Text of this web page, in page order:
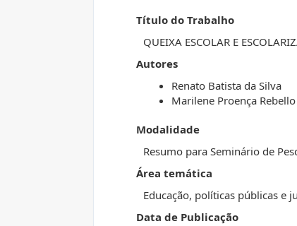
Título do Trabalho
QUEIXA ESCOLAR E
Autores
Renato Batista da Silva
Marilene Proença
Modalidade
Resumo para Seminário de
Área temática
Educação, políticas públicas e
Data de Publicação